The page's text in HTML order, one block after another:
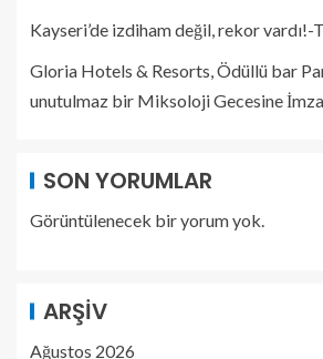
Kayseri’de izdiham değil, rekor vardı!-
Gloria Hotels & Resorts, Ödüllü bar
unutulmaz bir Miksoloji Gecesine
SON YORUMLAR
Görüntülenecek bir yorum yok.
ARŞIV
Ağustos 2026